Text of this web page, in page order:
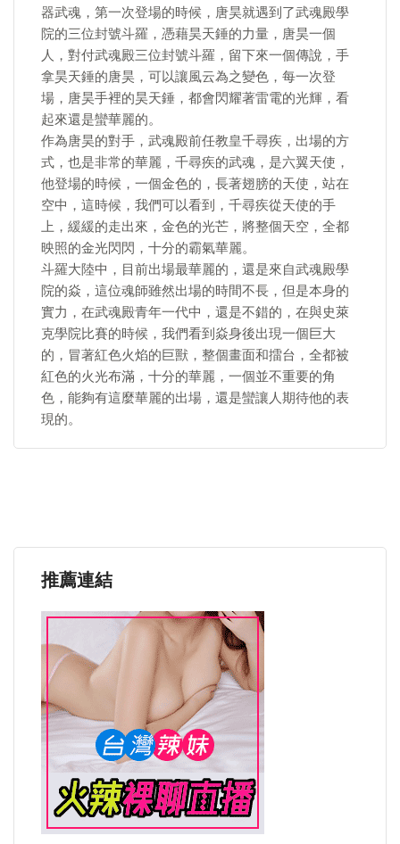
器武魂，第一次登場的時候，唐昊就遇到了武魂殿學
院的三位封號斗羅，憑藉昊天錘的力量，唐昊一個
人，對付武魂殿三位封號斗羅，留下來一個傳說，手
拿昊天錘的唐昊，可以讓風云為之變色，每一次登
場，唐昊手裡的昊天錘，都會閃耀著雷電的光輝，看
起來還是蠻華麗的。
作為唐昊的對手，武魂殿前任教皇千尋疾，出場的方
式，也是非常的華麗，千尋疾的武魂，是六翼天使，
他登場的時候，一個金色的，長著翅膀的天使，站在
空中，這時候，我們可以看到，千尋疾從天使的手
上，緩緩的走出來，金色的光芒，將整個天空，全都
映照的金光閃閃，十分的霸氣華麗。
斗羅大陸中，目前出場最華麗的，還是來自武魂殿學
院的焱，這位魂師雖然出場的時間不長，但是本身的
實力，在武魂殿青年一代中，還是不錯的，在與史萊
克學院比賽的時候，我們看到焱身後出現一個巨大
的，冒著紅色火焰的巨獸，整個畫面和擂台，全都被
紅色的火光布滿，十分的華麗，一個並不重要的角
色，能夠有這麼華麗的出場，還是蠻讓人期待他的表
現的。
推薦連結